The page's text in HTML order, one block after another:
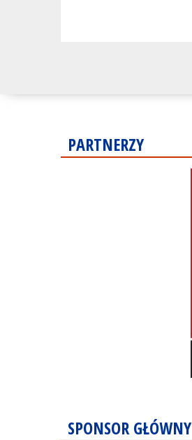
PARTNERZY
SPONSOR GŁÓWNY